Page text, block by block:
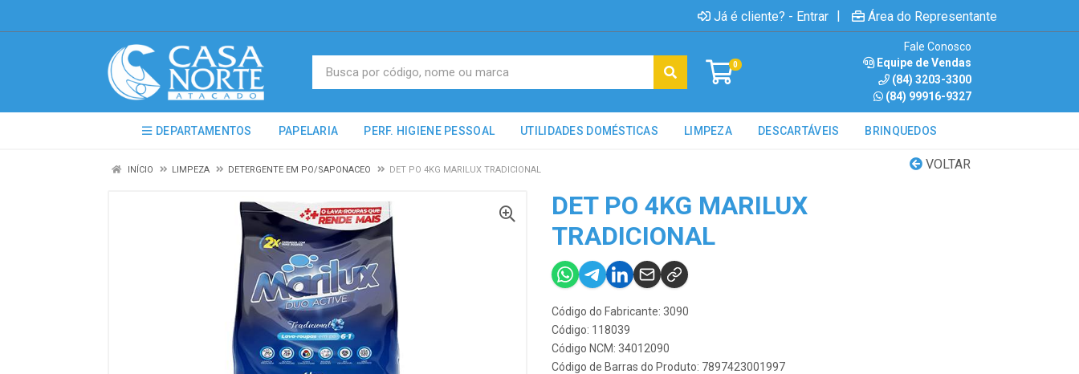
Já é cliente? - Entrar | Área do Representante
0
Fale Conosco
Equipe de Vendas
(84) 3203-3300
(84) 99916-9327
DEPARTAMENTOS PAPELARIA PERF. HIGIENE PESSOAL UTILIDADES DOMÉSTICAS LIMPEZA DESCARTÁVEIS BRINQUEDOS
VOLTAR
INÍCIO LIMPEZA DETERGENTE EM PO/SAPONACEO DET PO 4KG MARILUX TRADICIONAL
DET PO 4KG MARILUX
TRADICIONAL
Código do Fabricante: 3090
Código: 118039
Código NCM: 34012090
Código de Barras do Produto: 7897423001997